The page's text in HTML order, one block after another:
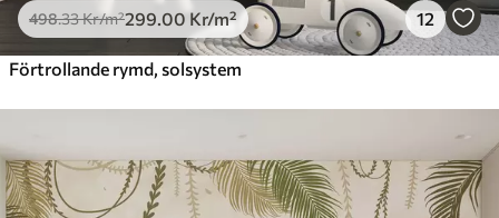
498.33Kr/m²299 .00 Kr/m² 12
Förtrollande rymd, solsystem